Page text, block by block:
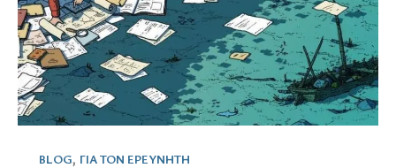
BLOG, ΓΙΑ ΤΟΝ ΕΡΕΥΝΗΤΗ